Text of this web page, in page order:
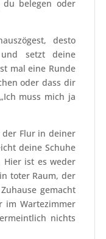
du belegen oder
desto
setzt deine
mal eine Runde
oder dass dir
muss mich ja
der Flur in deiner
deine Schuhe
Hier ist es weder
toter Raum, der
gemacht
im Wartezimmer
nichts